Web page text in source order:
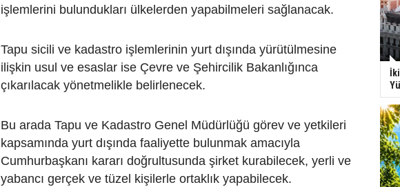
işlemlerini bulundukları ülkelerden yapabilmeleri sağlanacak.
Tapu sicili ve kadastro işlemlerinin yurt dışında yürütülmesine
ilişkin usul ve esaslar ise Çevre ve Şehircilik Bakanlığınca
çıkarılacak yönetmelikle belirlenecek.
Bu arada Tapu ve Kadastro Genel Müdürlüğü görev ve yetkileri
kapsamında yurt dışında faaliyette bulunmak amacıyla
Cumhurbaşkanı kararı doğrultusunda şirket kurabilecek, yerli ve
yabancı gerçek ve tüzel kişilerle ortaklık yapabilecek.